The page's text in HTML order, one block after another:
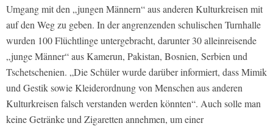
Umgang mit den „jungen Männern“ aus anderen Kulturkreisen mit
auf den Weg zu geben. In der angrenzenden schulischen Turnhalle
wurden 100 Flüchtlinge untergebracht, darunter 30 alleinreisende
„junge Männer“ aus Kamerun, Pakistan, Bosnien, Serbien und
Tschetschenien. „Die Schüler wurde darüber informiert, dass Mimik
und Gestik sowie Kleiderordnung von Menschen aus anderen
Kulturkreisen falsch verstanden werden könnten“. Auch solle man
keine Getränke und Zigaretten annehmen, um einer